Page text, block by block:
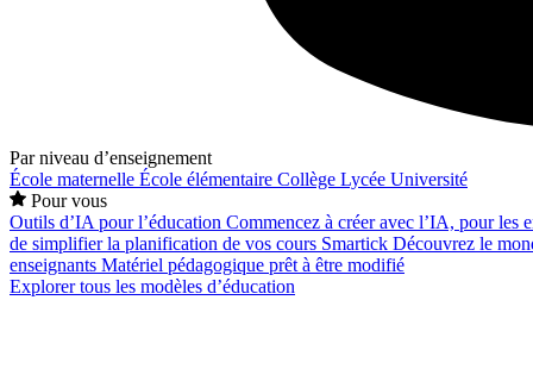
Par niveau d’enseignement
École maternelle École élémentaire Collège Lycée Université
Pour vous
Outils d’IA pour l’éducation Commencez à créer avec l’IA, pour les
de simplifier la planification de vos cours Smartick Découvrez le
enseignants Matériel pédagogique prêt à être modifié
Explorer tous les modèles d’éducation